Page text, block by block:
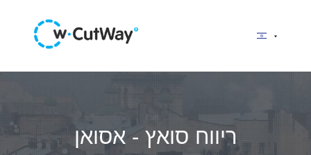
ריווח סואץ - אסואן